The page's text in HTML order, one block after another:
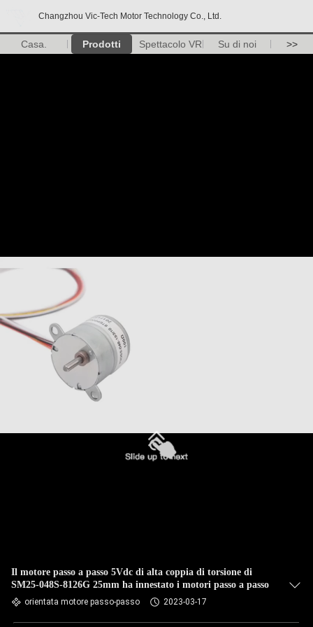
Changzhou Vic-Tech Motor Technology Co., Ltd.
Casa. Prodotti Spettacolo VR Su di noi >>
Il motore passo a passo 5Vdc di alta coppia di torsione di
SM25-048S-8126G 25mm ha innestato i motori passo a passo
orientata motore passo-passo 2023-03-17